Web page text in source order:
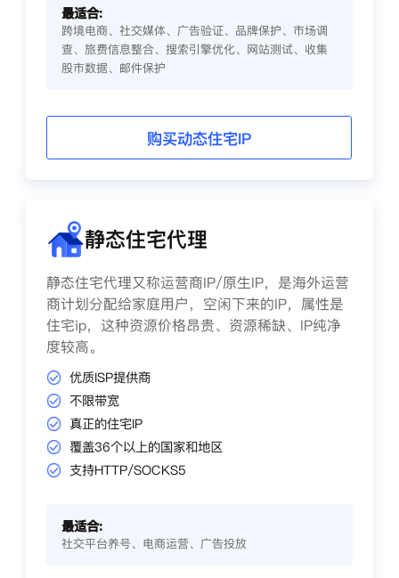
最适合:
跨境电商、社交媒体、广告验证、品牌保护、市场调
查、旅费信息整合、搜索引擎优化、网站测试、收集
股市数据、邮件保护
购买动态住宅IP
静态住宅代理
静态住宅代理又称运营商IP/原生IP，是海外运营
商计划分配给家庭用户，空闲下来的IP，属性是
住宅ip，这种资源价格昂贵、资源稀缺、IP纯净
度较高。
优质ISP提供商
不限带宽
真正的住宅IP
覆盖36个以上的国家和地区
支持HTTP/SOCKS5
最适合:
社交平台养号、电商运营、广告投放